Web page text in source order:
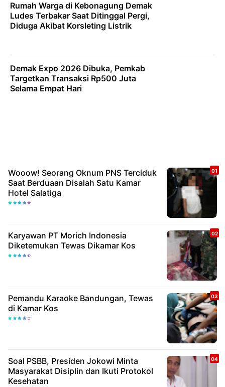
Rumah Warga di Kebonagung Demak
Ludes Terbakar Saat Ditinggal Pergi,
Diduga Akibat Korsleting Listrik
Demak Expo 2026 Dibuka, Pemkab
Targetkan Transaksi Rp500 Juta
Selama Empat Hari
Wooow! Seorang Oknum PNS Terciduk
Saat Berduaan Disalah Satu Kamar
Hotel Salatiga
Karyawan PT Morich Indonesia
Diketemukan Tewas Dikamar Kos
Pemandu Karaoke Bandungan, Tewas
di Kamar Kos
Soal PSBB, Presiden Jokowi Minta
Masyarakat Disiplin dan Ikuti Protokol
Kesehatan